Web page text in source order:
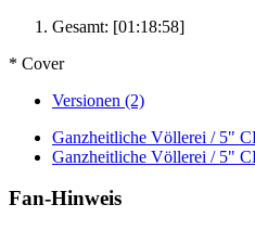
Gesamt: [01:18:58]
* Cover
Versionen (2)
Ganzheitliche Völlerei / 5"
Ganzheitliche Völlerei / 5"
Fan-Hinweis